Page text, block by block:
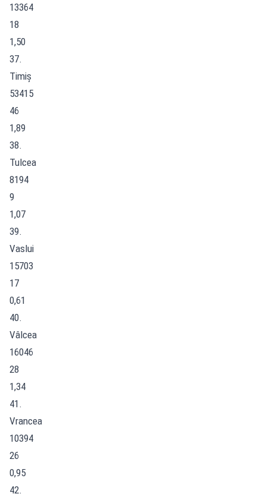
13364
18
1,50
37.
Timiș
53415
46
1,89
38.
Tulcea
8194
9
1,07
39.
Vaslui
15703
17
0,61
40.
Vâlcea
16046
28
1,34
41.
Vrancea
10394
26
0,95
42.